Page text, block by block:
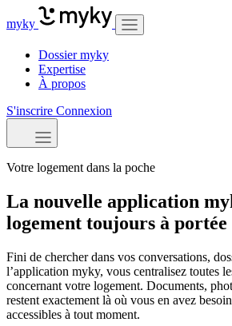
myky
Dossier myky
Expertise
À propos
S'inscrire Connexion
Votre logement dans la poche
La nouvelle application
logement toujours à portée
Fini de chercher dans vos conversations,
l’application myky, vous centralisez toutes
concernant votre logement. Documents,
restent exactement là où vous en avez
accessibles à tout moment.